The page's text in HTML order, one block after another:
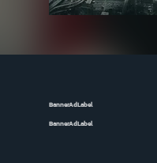
BannerAdLabel
BannerAdLabel